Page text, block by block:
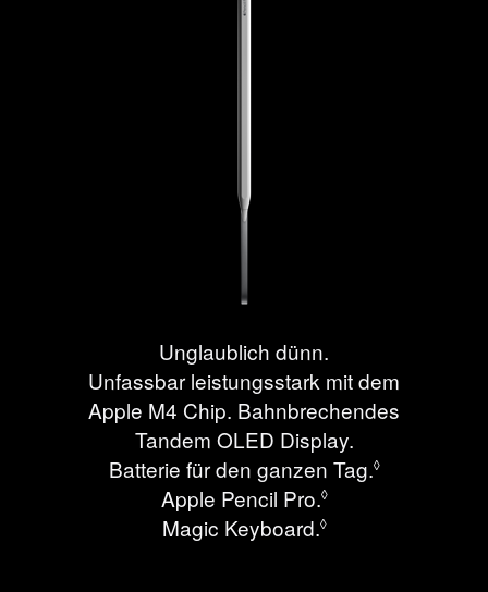
Unglaublich dünn.
Unfassbar leistungsstark mit dem
Apple M4 Chip. Bahnbrechendes
Tandem OLED Display.
Batterie für den ganzen Tag.◊Siehe
Apple Pencil Pro.◊Siehe rechtliche
Magic Keyboard.◊Siehe rechtliche